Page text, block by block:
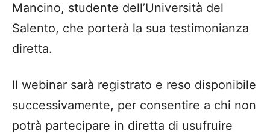
Mancino, studente dell’Università del
Salento, che porterà la sua testimonianza
diretta.
Il webinar sarà registrato e reso disponibile
successivamente, per consentire a chi non
potrà partecipare in diretta di usufruire